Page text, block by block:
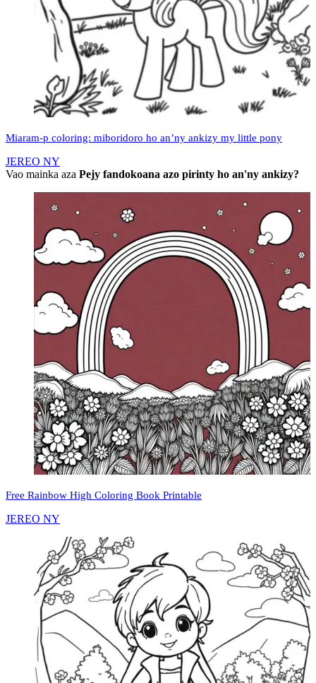
Miaram-p coloring: miboridoro ho an’ny ankizy my little pony
JEREO NY
Vao mainka aza Pejy fandokoana azo pirinty ho an'ny ankizy?
Free Rainbow High Coloring Book Printable
JEREO NY